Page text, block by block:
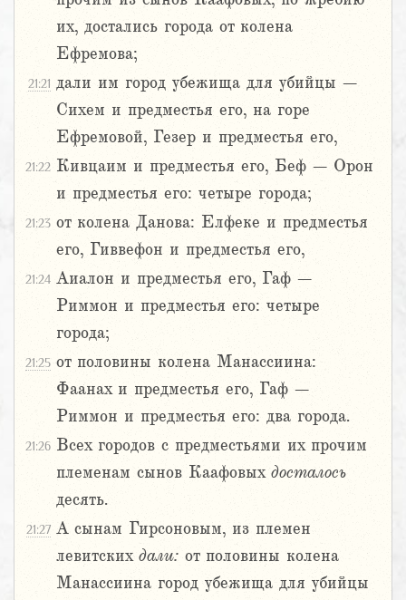
их, достались города от колена
Ефремова;
21:21 дали им город убежища для убийцы –
Сихем и предместья его, на горе
Ефремовой, Гезер и предместья его,
21:22 Кивцаим и предместья его, Беф – Орон
и предместья его: четыре города;
21:23 от колена Данова: Елфеке и предместья
его, Гиввефон и предместья его,
21:24 Аиалон и предместья его, Гаф –
Риммон и предместья его: четыре
города;
21:25 от половины колена Манассиина:
Фаанах и предместья его, Гаф –
Риммон и предместья его: два города.
21:26 Всех городов с предместьями их прочим
племенам сынов Каафовых досталось
десять.
21:27 А сынам Гирсоновым, из племен
левитских дали: от половины колена
Манассиина город убежища для убийцы